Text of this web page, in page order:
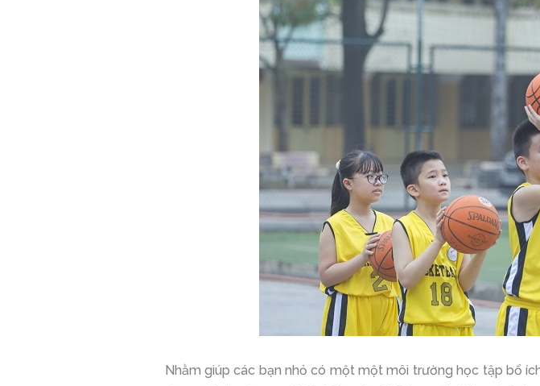
Nhằm giúp các bạn nhỏ có một một môi trường học tập bổ